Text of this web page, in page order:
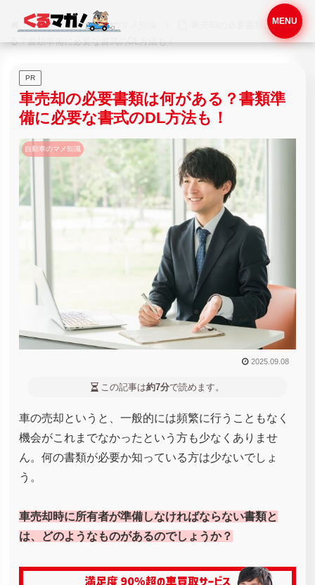
ホーム 自動車のマメ知識
車売却の必要書類は何があ
る？書類準備に必要な書式のDL方法も！
PR
車売却の必要書類は何がある？書類準
備に必要な書式のDL方法も！
自動車のマメ知識
2025.09.08
この記事は約7分で読めます。
車の売却というと、一般的には頻繁に行うこともなく
機会がこれまでなかったという方も少なくありませ
ん。何の書類が必要か知っている方は少ないでしょ
う。
車売却時に所有者が準備しなければならない書類と
は、どのようなものがあるのでしょうか？
MENU